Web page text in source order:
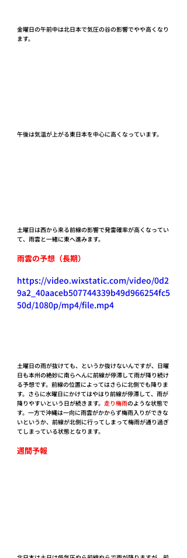
金曜日の午前中は北日本で気圧の谷の影響でやや高くなり
ます。
午後は気温が上がる東日本を中心に高くなっています。
土曜日は西から来る前線の影響で発雷確率が高くなってい
て、雨雲と一緒に東へ進みます。
雨雲の予想（長期）
https://video.wixstatic.com/video/0d2
9a2_40aaceb507744339b49d966254fc5
50d/1080p/mp4/file.mp4
土曜日の雨が抜けても、というか抜けないんですが、日曜
日も本州の絶妙に南らへんに前線が停滞して雨が降り続け
る予想です。前線の位置によってはさらに北側でも降りま
す。さらに水曜日にかけてはやはり前線が停滞して、雨が
降りやすいという日が続きます。 走り梅雨のような状態で
す。一方で沖縄は一向に雨雲がかからず梅雨入りができな
いというか、前線が北側に行ってしまって梅雨が通り過ぎ
てしまっている状態となります。
週間予報